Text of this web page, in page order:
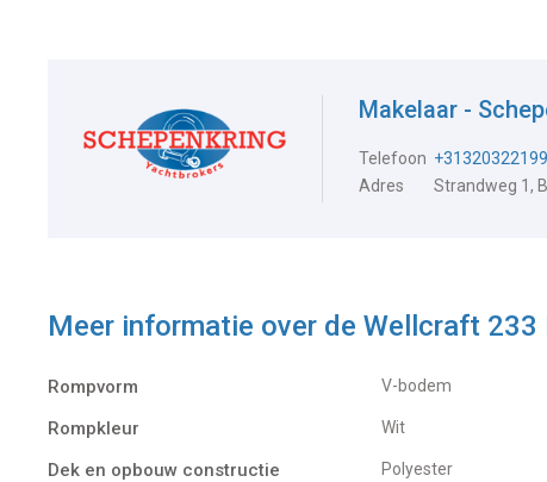
Makelaar -
Telefoon +31320322199
Adres
Strandweg 1,
Meer informatie over de Wellcraft 233
Rompvorm V-bodem
Rompkleur Wit
Dek en opbouw constructie Polyester